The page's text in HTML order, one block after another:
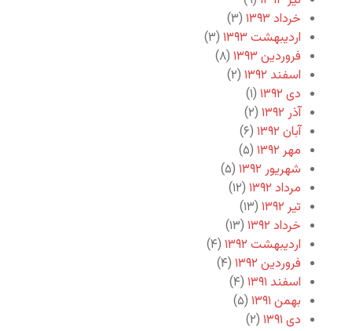
خرداد ۱۳۹۳
(۳)
اردیبهشت ۱۳۹۳
(۳)
فروردین ۱۳۹۳
(۸)
اسفند ۱۳۹۲
(۲)
دی ۱۳۹۲
(۱)
آذر ۱۳۹۲
(۲)
آبان ۱۳۹۲
(۶)
مهر ۱۳۹۲
(۵)
شهریور ۱۳۹۲
(۵)
مرداد ۱۳۹۲
(۱۲)
تیر ۱۳۹۲
(۱۳)
خرداد ۱۳۹۲
(۱۳)
اردیبهشت ۱۳۹۲
(۴)
فروردین ۱۳۹۲
(۴)
اسفند ۱۳۹۱
(۴)
بهمن ۱۳۹۱
(۵)
دی ۱۳۹۱
(۲)